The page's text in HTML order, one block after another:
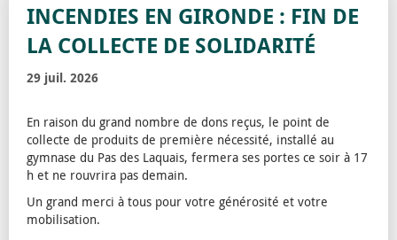
INCENDIES EN GIRONDE : FIN DE
LA COLLECTE DE SOLIDARITÉ
29 juil. 2026
En raison du grand nombre de dons reçus, le point de
collecte de produits de première nécessité, installé au
gymnase du Pas des Laquais, fermera ses portes ce soir à 17
h et ne rouvrira pas demain.
Un grand merci à tous pour votre générosité et votre
mobilisation.